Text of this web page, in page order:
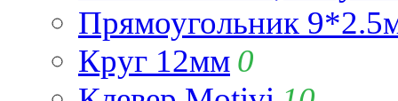
Прямоугольник
Круг 12мм 0